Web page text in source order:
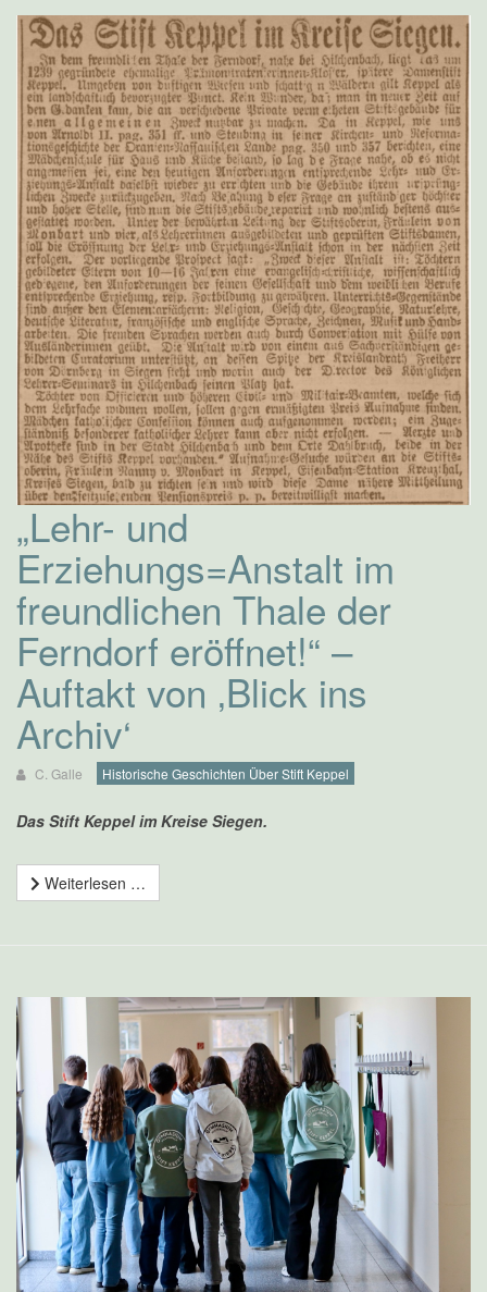
„Lehr- und
Erziehungs=Anstalt im
freundlichen Thale der
Ferndorf eröffnet!“ –
Auftakt von ‚Blick ins
Archiv‘
C. Galle Historische Geschichten Über Stift Keppel
Das Stift Keppel im Kreise Siegen.
Weiterlesen …